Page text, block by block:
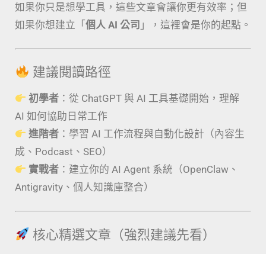
如果你只是想學工具，這些文章會讓你更有效率；但
如果你想建立「 個人 AI 公司 」，這裡會是你的起點。
建議閱讀路徑
初學者 ：從 ChatGPT 與 AI 工具基礎開始，理解
AI 如何協助日常工作
進階者 ：學習 AI 工作流程與自動化設計（內容生
成、Podcast、SEO）
實戰者 ：建立你的 AI Agent 系統（OpenClaw、
Antigravity、個人知識庫整合）
核心精選文章（強烈建議先看）